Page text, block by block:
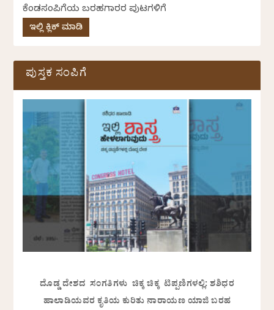
ಕೆಂಡಸಂಪಿಗೆಯ ಬರಹಗಾರರ ಪುಟಗಳಿಗೆ
ಇಲ್ಲಿ ಕ್ಲಿಕ್ ಮಾಡಿ
ಪುಸ್ತಕ ಸಂಪಿಗೆ
ದೊಡ್ಡ ದೇಶದ ಸಂಗತಿಗಳು ಚಿಕ್ಕ ಚಿಕ್ಕ ಟಿಪ್ಪಣಿಗಳಲ್ಲಿ: ಶಶಿಧರ
ಹಾಲಾಡಿಯವರ ಕೃತಿಯ ಕುರಿತು ನಾರಾಯಣ ಯಾಜಿ ಬರಹ